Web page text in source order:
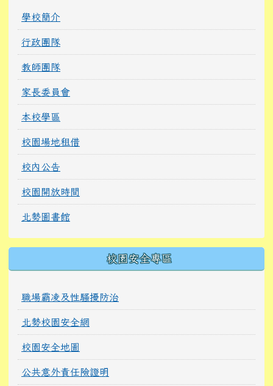
學校簡介
行政團隊
教師團隊
家長委員會
本校學區
校園場地租借
校內公告
校園開放時間
北勢圖書館
校園安全專區
職場霸凌及性騷擾防治
北勢校園安全網
校園安全地圖
公共意外責任險證明